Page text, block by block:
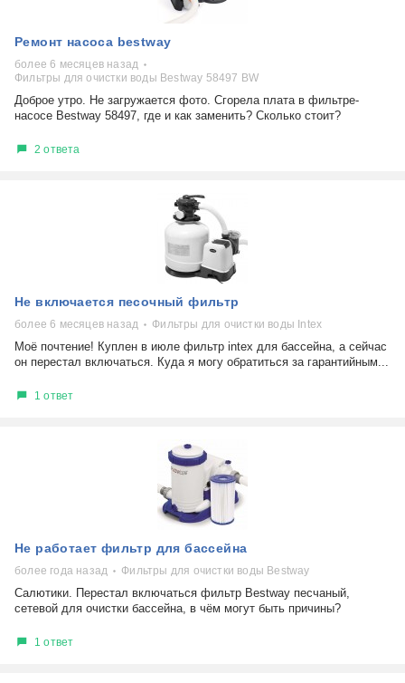
Посудомоечные машины
Наушники
Проблемы по тегам
Выберите...
не включается
не заряжается
самостоятельный ремонт
решение проблемы
Ремонт насоса bestway
более 6 месяцев назад
Фильтры для очистки воды Bestway 58497 BW
Доброе утро. Не загружается фото. Сгорела плата в фильтре-
насосе Bestway 58497, где и как заменить? Сколько стоит?
2 ответа
Не включается песочный фильтр
более 6 месяцев назад Фильтры для очистки воды Intex
Моё почтение! Куплен в июле фильтр intex для бассейна, а сейчас
он перестал включаться. Куда я могу обратиться за гарантийным...
1 ответ
Не работает фильтр для бассейна
более года назад Фильтры для очистки воды Bestway
Салютики. Перестал включаться фильтр Bestway песчаный,
сетевой для очистки бассейна, в чём могут быть причины?
1 ответ